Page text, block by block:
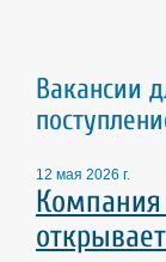
Вакансии
12 мая 2026 г.
Компания